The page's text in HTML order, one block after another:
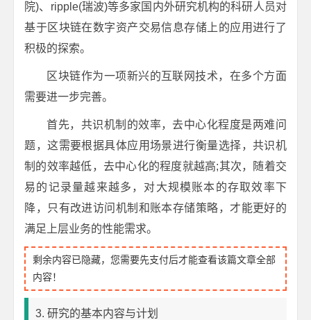
院)、ripple(瑞波)等多家国内外研究机构的科研人员对
基于区块链在数字资产交易信息存储上的应用进行了
积极的探索。
区块链作为一项新兴的互联网技术，在多个方面
需要进一步完善。
首先，共识机制的效率，去中心化程度是两难问
题，这需要根据具体应用场景进行衡量选择，共识机
制的效率越低，去中心化的程度就越高;其次，随着交
易的记录量越来越多，对大规模账本的存取效率下
降，只有改进访问机制和账本存储策略，才能更好的
满足上层业务的性能需求。
剩余内容已隐藏，您需要先支付后才能查看该篇文章全部
内容！
3. 研究的基本内容与计划